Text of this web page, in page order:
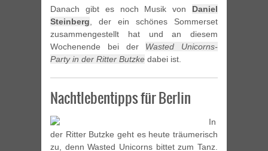
Danach gibt es noch Musik von Daniel
Steinberg, der ein schönes Sommerset
zusammengestellt hat und an diesem
Wochenende bei der Wasted Unicorns-
Party in der Ritter Butzke dabei ist.
Nachtlebentipps für Berlin
In
der Ritter Butzke geht es heute träumerisch
zu, denn Wasted Unicorns bittet zum Tanz.